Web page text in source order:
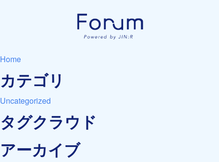
Home
カテゴリ
Uncategorized
タグクラウド
アーカイブ